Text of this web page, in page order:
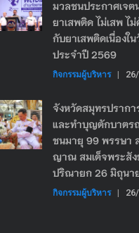
มวลชนประกาศเจ
ยาเสพติด ไม่เสพ ไ
กับยาเสพติดเนื่องใ
ประจำปี 2569
กิจกรรมผู้บริหาร |
จังหวัดสมุทรปราก
และทำบุญตักบาตร
ชนมายุ 99 พรรษา
ญาณ สมเด็จพระสั
ปริณายก 26 มิถุนา
กิจกรรมผู้บริหาร |